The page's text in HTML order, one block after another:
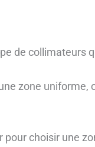
de collimateurs
zone uniforme,
choisir une